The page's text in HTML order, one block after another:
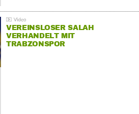
VEREINSLOSER SALAH
VERHANDELT MIT
TRABZONSPOR